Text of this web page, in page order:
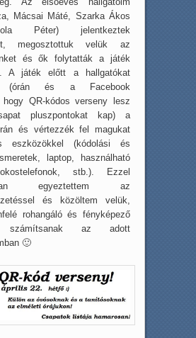
Mácsai Máté, Szarka Ákos
Péter) jelentkeztek
megosztottuk velük az
és ők folytatták a játék
A játék előtt a hallgatókat
(órán és a Facebook
hogy QR-kódos verseny lesz
pluszpontokat kap) a
és vértezzék fel magukat
eszközökkel (kódolási és
laptop, használható
stb.). Ezzel
egyeztettem az
és közöltem velük,
rohangáló és fényképező
számítsanak az adott
🙂